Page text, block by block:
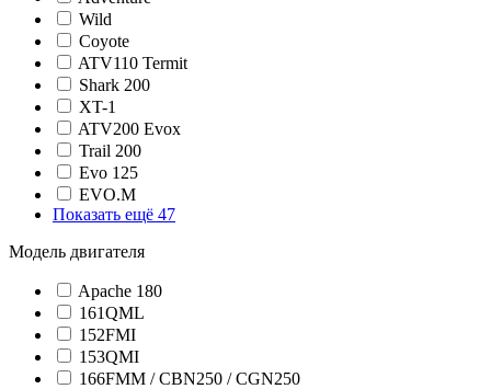
Wild
Coyote
ATV110 Termit
Shark 200
XT-1
ATV200 Evox
Trail 200
Evo 125
EVO.M
Показать ещё 47
Модель двигателя
Apache 180
161QML
152FMI
153QMI
166FMM / CBN250 / CGN250